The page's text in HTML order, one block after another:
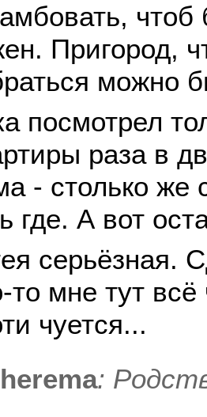
Пригород,
можно
посмотрел
раза в
- столько же
где. А вот
серьёзная.
то мне тут
чуется...
: